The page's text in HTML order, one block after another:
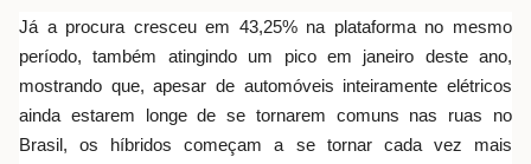
Já a procura cresceu em 43,25% na plataforma no mesmo
período, também atingindo um pico em janeiro deste ano,
mostrando que, apesar de automóveis inteiramente elétricos
ainda estarem longe de se tornarem comuns nas ruas no
Brasil, os híbridos começam a se tornar cada vez mais